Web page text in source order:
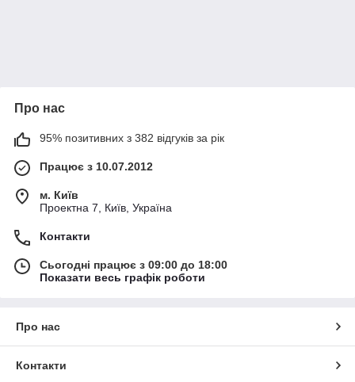
Про нас
95% позитивних з 382 відгуків за рік
Працює з 10.07.2012
м. Київ
Проектна 7, Київ, Україна
Контакти
Сьогодні працює з 09:00 до 18:00
Показати весь графік роботи
Про нас
Контакти